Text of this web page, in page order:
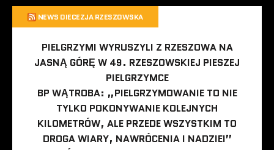
NEWS DIECEZJA RZESZOWSKA
PIELGRZYMI WYRUSZYLI Z RZESZOWA NA
JASNĄ GÓRĘ W 49. RZESZOWSKIEJ PIESZEJ
PIELGRZYMCE
BP WĄTROBA: „PIELGRZYMOWANIE TO NIE
TYLKO POKONYWANIE KOLEJNYCH
KILOMETRÓW, ALE PRZEDE WSZYSTKIM TO
DROGA WIARY, NAWRÓCENIA I NADZIEI”